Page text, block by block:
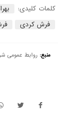
کلمات کلیدی:
فرش کردی
منبع: روابط عمومی